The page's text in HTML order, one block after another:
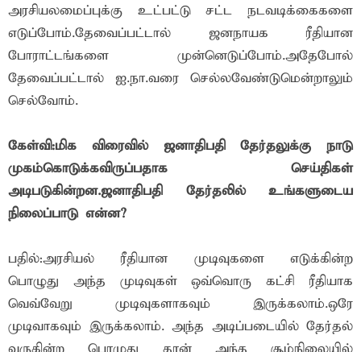
அரசியலமைப்புக்கு உட்பட்டு சட்ட நடவடிக்கைகளை
எடுப்போம்.தேவைப்பட்டால் ஜனநாயக ரீதியான
போராட்டங்களை முன்னெடுப்போம்.அதேபோல்
தேவைப்பட்டால் ஐ.நா.வரை செல்லவேண்டுமென்றாலும்
செல்வோம்.
கேள்வி:மிக விரைவில் ஜனாதிபதி தேர்தலுக்கு நாடு
முகம்கொடுக்கவிருப்பதாக செய்திகள்
அடிபடுகின்றன.ஜனாதிபதி தேர்தலில் உங்களுடைய
நிலைப்பாடு என்ன?
பதில்:அரசியல் ரீதியான முடிவுகளை எடுக்கின்ற
பொழுது அந்த முடிவுகள் ஒவ்வொரு கட்சி ரீதியாக
வெவ்வேறு முடிவுகளாகவும் இருக்கலாம்.ஒரே
முடிவாகவும் இருக்கலாம். அந்த அடிப்படையில் தேர்தல்